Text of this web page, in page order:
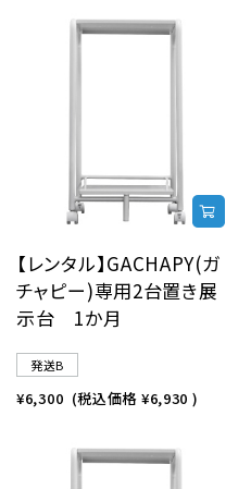
【レンタル】GACHAPY(ガ
チャピー)専用2台置き展
示台 1か月
発送B
¥6,300 (税込価格 ¥6,930 )